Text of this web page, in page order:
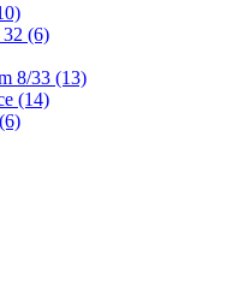
(6)
8/33 (13)
(14)